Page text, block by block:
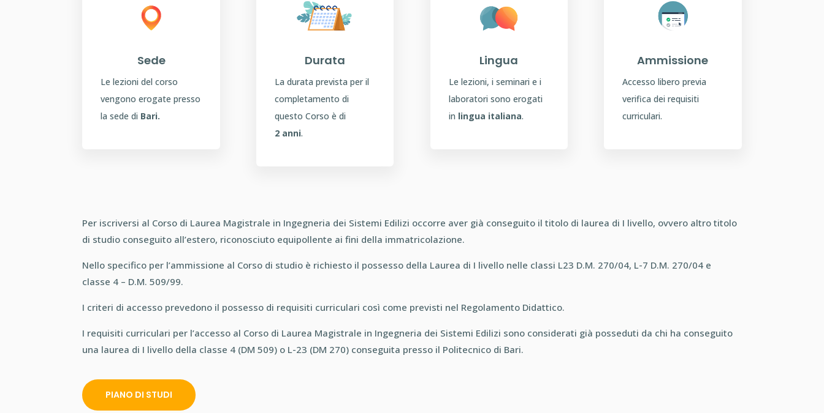
Sede
Le lezioni del corso
vengono erogate presso
la sede di Bari.
Durata
La durata prevista per il
completamento di
questo Corso è di
2 anni.
Lingua
Le lezioni, i seminari e i
laboratori sono erogati
in lingua italiana.
Ammissione
Accesso libero previa
verifica dei requisiti
curriculari.
Per iscriversi al Corso di Laurea Magistrale in Ingegneria dei Sistemi Edilizi occorre aver già conseguito il titolo di laurea di I livello, ovvero altro titolo
di studio conseguito all’estero, riconosciuto equipollente ai fini della immatricolazione.
Nello specifico per l’ammissione al Corso di studio è richiesto il possesso della Laurea di I livello nelle classi L23 D.M. 270/04, L-7 D.M. 270/04 e
classe 4 – D.M. 509/99.
I criteri di accesso prevedono il possesso di requisiti curriculari così come previsti nel Regolamento Didattico.
I requisiti curriculari per l’accesso al Corso di Laurea Magistrale in Ingegneria dei Sistemi Edilizi sono considerati già posseduti da chi ha conseguito
una laurea di I livello della classe 4 (DM 509) o L-23 (DM 270) conseguita presso il Politecnico di Bari.
PIANO DI STUDI